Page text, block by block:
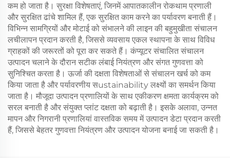
कम हो जाता है। सुरक्षा विशेषताएं, जिनमें आपातकालीन रोकथाम प्रणाली
और सुरक्षित ढांचे शामिल हैं, एक सुरक्षित काम करने का पर्यावरण बनाती हैं।
विभिन्न सामग्रियों और मोटाई को संभालने की लाइन की बहुमुखीता संचालन
लचीलापन प्रदान करती है, जिससे व्यवसाय एकल स्थापना के साथ विविध
ग्राहकों की जरूरतों को पूरा कर सकते हैं। कंप्यूटर संचालित संचालन
उत्पादन चलाने के दौरान सटीक लंबाई नियंत्रण और संगत गुणवत्ता को
सुनिश्चित करता है। ऊर्जा की दक्षता विशेषताओं से संचालन खर्च को कम
किया जाता है और पर्यावरणीय सustainability लक्ष्यों का समर्थन किया
जाता है। मौजूदा उत्पादन प्रणालियों के साथ एकीकरण क्षमता कार्यक्रम को
सरल बनाती है और संयुक्त प्लांट दक्षता को बढ़ाती है। इसके अलावा, उन्नत
मापन और निगरानी प्रणालियां वास्तविक समय में उत्पादन डेटा प्रदान करती
हैं, जिससे बेहतर गुणवत्ता नियंत्रण और उत्पादन योजना बनाई जा सकती है।